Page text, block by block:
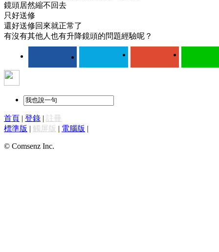
鏡頭居然縮不回去
只好送修
還好送修回來就正常了
有沒有其他人也有升降鏡頭的問題經驗呢？
首頁 | 登錄 | 註冊
標準版 | 觸屏版 | 電腦版 |
© Comsenz Inc.